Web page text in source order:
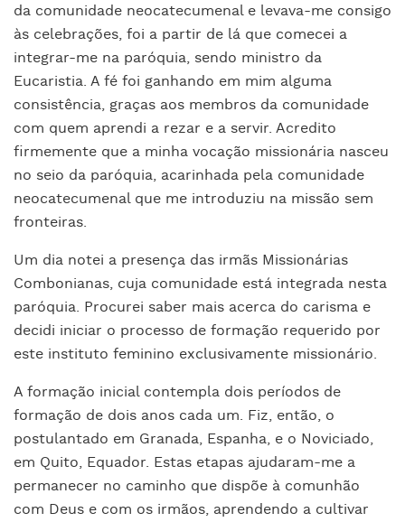
da comunidade neocatecumenal e levava-me consigo
às celebrações, foi a partir de lá que comecei a
integrar-me na paróquia, sendo ministro da
Eucaristia. A fé foi ganhando em mim alguma
consistência, graças aos membros da comunidade
com quem aprendi a rezar e a servir. Acredito
firmemente que a minha vocação missionária nasceu
no seio da paróquia, acarinhada pela comunidade
neocatecumenal que me introduziu na missão sem
fronteiras.
Um dia notei a presença das irmãs Missionárias
Combonianas, cuja comunidade está integrada nesta
paróquia. Procurei saber mais acerca do carisma e
decidi iniciar o processo de formação requerido por
este instituto feminino exclusivamente missionário.
A formação inicial contempla dois períodos de
formação de dois anos cada um. Fiz, então, o
postulantado em Granada, Espanha, e o Noviciado,
em Quito, Equador. Estas etapas ajudaram-me a
permanecer no caminho que dispõe à comunhão
com Deus e com os irmãos, aprendendo a cultivar